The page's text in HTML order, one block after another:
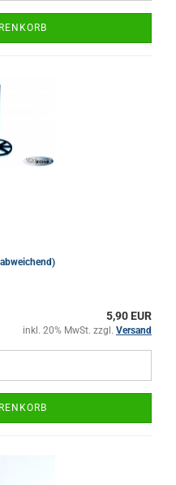
5,90 EUR
inkl. 20% MwSt. zzgl. Versand